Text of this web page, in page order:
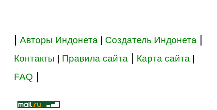
|Авторы Индонета Создатель Индонета
Контакты Правила сайта Карта сайта
FAQ